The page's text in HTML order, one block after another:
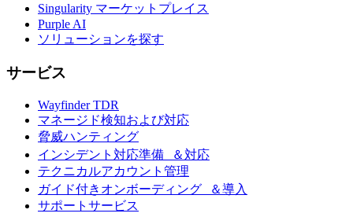
Singularity マーケットプレイス
Purple AI
ソリューションを探す
サービス
Wayfinder TDR
マネージド検知および対応
脅威ハンティング
インシデント対応準備 ＆対応
テクニカルアカウント管理
ガイド付きオンボーディング ＆導入
サポートサービス